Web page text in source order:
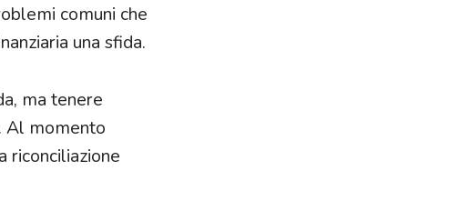
comuni che
una sfida.
ma tenere
Al momento
riconciliazione